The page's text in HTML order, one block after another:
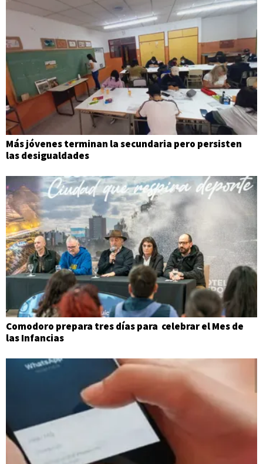
Más jóvenes terminan la secundaria pero persisten
las desigualdades
Comodoro prepara tres días para celebrar el Mes de
las Infancias